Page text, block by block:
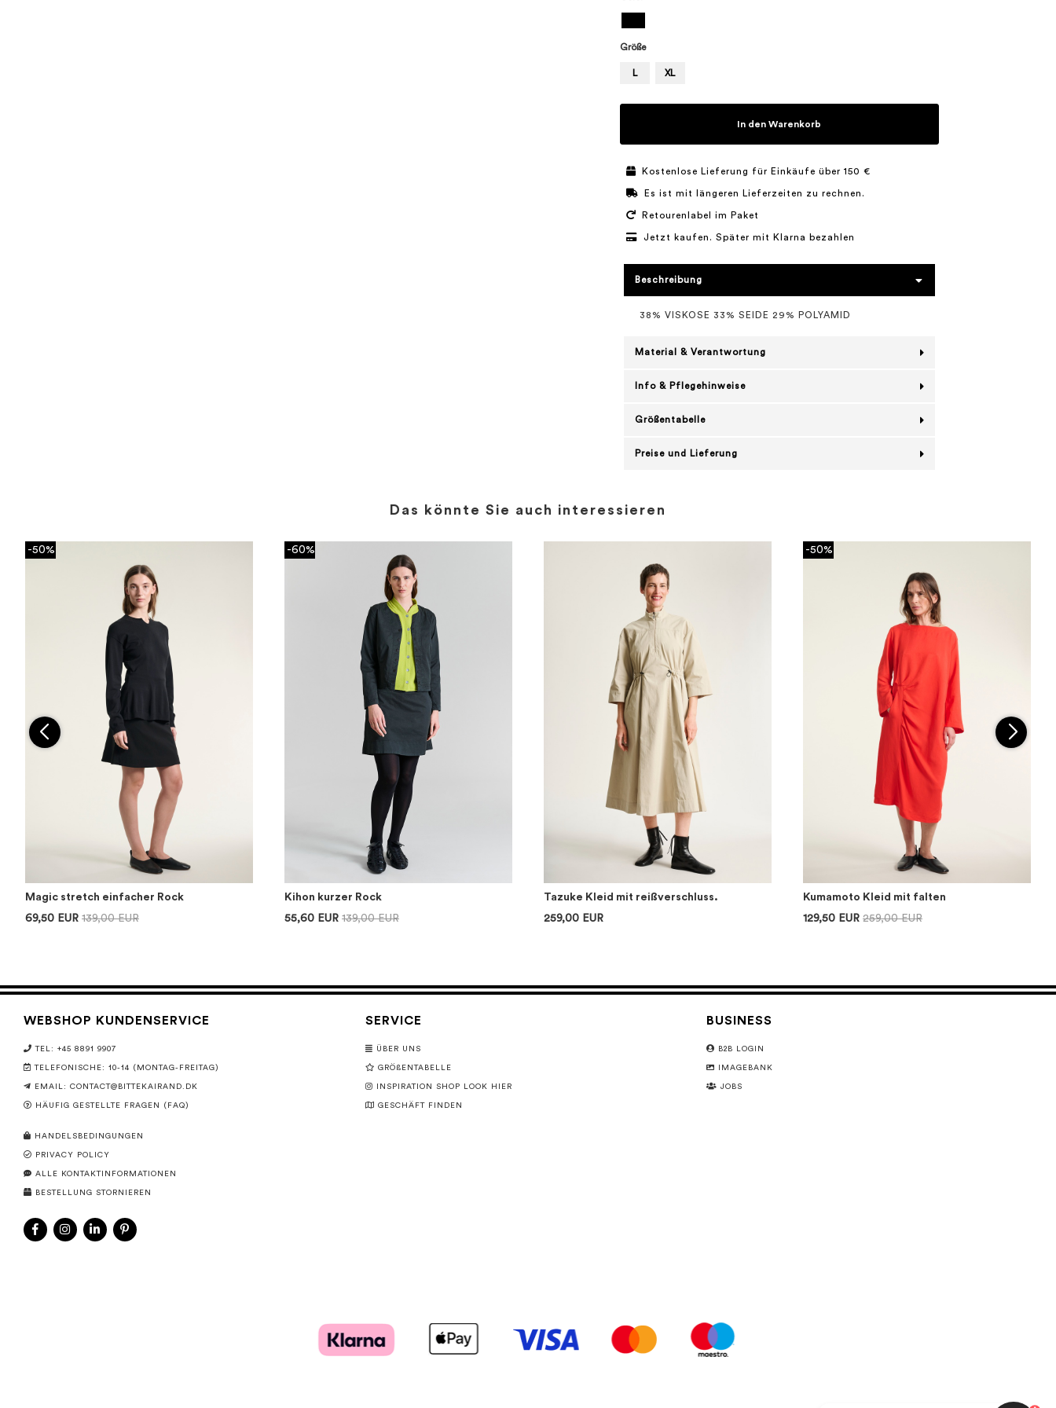
Größe
L XL
In den Warenkorb
Kostenlose Lieferung für Einkäufe über 150 €
Es ist mit längeren Lieferzeiten zu rechnen.
Retourenlabel im Paket
Jetzt kaufen. Später mit Klarna bezahlen
Beschreibung
38% VISKOSE 33% SEIDE 29% POLYAMID
Material & Verantwortung
Info & Pflegehinweise
Größentabelle
Preise und Lieferung
Das könnte Sie auch interessieren
-50%
Magic stretch einfacher Rock
69,50 EUR 139,00 EUR
-60%
Kihon kurzer Rock
55,60 EUR 139,00 EUR
Tazuke Kleid mit reißverschluss.
259,00 EUR
-50%
Kumamoto Kleid mit falten
129,50 EUR 259,00 EUR
WEBSHOP KUNDENSERVICE
TEL: +45 8891 9907
TELEFONISCHE: 10-14 (MONTAG-FREITAG)
EMAIL: CONTACT@BITTEKAIRAND.DK
HÄUFIG GESTELLTE FRAGEN (FAQ)
HANDELSBEDINGUNGEN
PRIVACY POLICY
ALLE KONTAKTINFORMATIONEN
BESTELLUNG STORNIEREN
SERVICE
ÜBER UNS
GRÖßENTABELLE
INSPIRATION SHOP LOOK HIER
GESCHÄFT FINDEN
BUSINESS
B2B LOGIN
IMAGEBANK
JOBS